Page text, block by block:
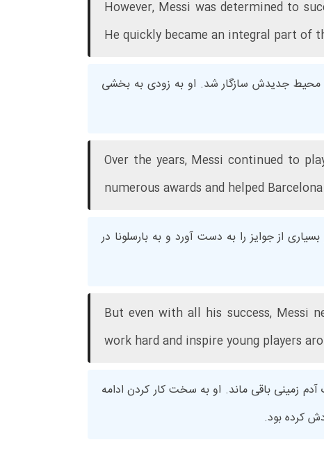
However, Messi was determined to
He quickly became an integral part of
محیط جدیدش سازگار شد. او به زودی به بخشی
Over the years, Messi continued to
numerous awards and helped
از جوایز را به دست آورد و به بارسلونا در
But even with all his success, Messi
work hard and inspire young players
زمینی باقی ماند. او به سخت کار کردن ادامه
کرده بود.